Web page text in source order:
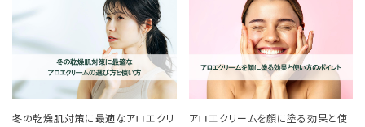
冬の乾燥肌対策に最適なアロエクリ
アロエクリームを顔に塗る効果と使